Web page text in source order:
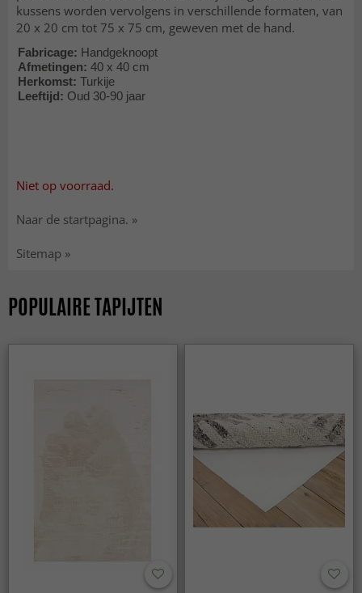
kussens worden vervolgens in verschillende formaten, van
20 x 20 cm tot 75 x 75 cm, geweven met de hand.
Fabricage: Handgeknoopt
Afmetingen: 40 x 40 cm
Herkomst: Turkije
Leeftijd: Oud 30-90 jaar
Niet op voorraad.
Naar de startpagina. »
Sitemap »
POPULAIRE TAPIJTEN